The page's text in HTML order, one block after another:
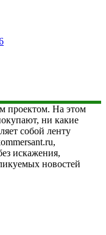
проектом. На этом
ни какие
собой ленту
искажения,
новостей